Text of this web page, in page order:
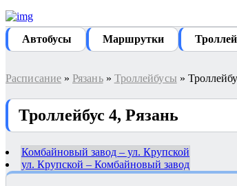
Автобуcы Маршрутки
Расписание » Рязань» Троллейбусы »
Троллейбус 4, Рязань
Комбайновый завод – ул. Крупской
ул. Крупской – Комбайновый завод